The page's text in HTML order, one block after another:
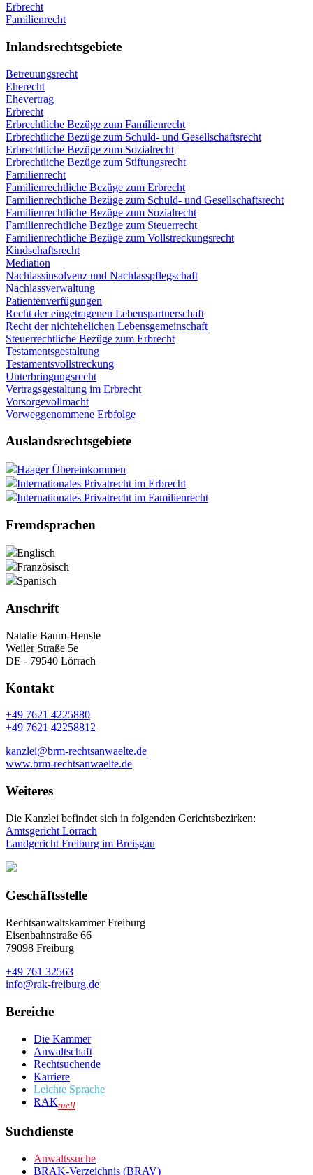
Erbrecht
Familienrecht
Inlandsrechtsgebiete
Betreuungsrecht
Eherecht
Ehevertrag
Erbrecht
Erbrechtliche Bezüge zum Familienrecht
Erbrechtliche Bezüge zum Schuld- und Gesellschaftsrecht
Erbrechtliche Bezüge zum Sozialrecht
Erbrechtliche Bezüge zum Stiftungsrecht
Familienrecht
Familienrechtliche Bezüge zum Erbrecht
Familienrechtliche Bezüge zum Schuld- und Gesellschaftsrecht
Familienrechtliche Bezüge zum Sozialrecht
Familienrechtliche Bezüge zum Steuerrecht
Familienrechtliche Bezüge zum Vollstreckungsrecht
Kindschaftsrecht
Mediation
Nachlassinsolvenz und Nachlasspflegschaft
Nachlassverwaltung
Patientenverfügungen
Recht der eingetragenen Lebenspartnerschaft
Recht der nichtehelichen Lebensgemeinschaft
Steuerrechtliche Bezüge zum Erbrecht
Testamentsgestaltung
Testamentsvollstreckung
Unterbringungsrecht
Vertragsgestaltung im Erbrecht
Vorsorgevollmacht
Vorweggenommene Erbfolge
Auslandsrechtsgebiete
Haager Übereinkommen
Internationales Privatrecht im Erbrecht
Internationales Privatrecht im Familienrecht
Fremdsprachen
Englisch
Französisch
Spanisch
Anschrift
Natalie Baum-Hensle
Weiler Straße 5e
DE - 79540 Lörrach
Kontakt
+49 7621 4225880
+49 7621 42258812
kanzlei@brm-rechtsanwaelte.de
www.brm-rechtsanwaelte.de
Weiteres
Die Kanzlei befindet sich in folgenden Gerichtsbezirken:
Amtsgericht Lörrach
Landgericht Freiburg im Breisgau
Geschäftsstelle
Rechtsanwaltskammer Freiburg
Eisenbahnstraße 66
79098 Freiburg
+49 761 32563
info@rak-freiburg.de
Bereiche
Die Kammer
Anwaltschaft
Rechtsuchende
Karriere
Leichte Sprache
RAKtuell
Suchdienste
Anwaltssuche
BRAK-Verzeichnis (BRAV)